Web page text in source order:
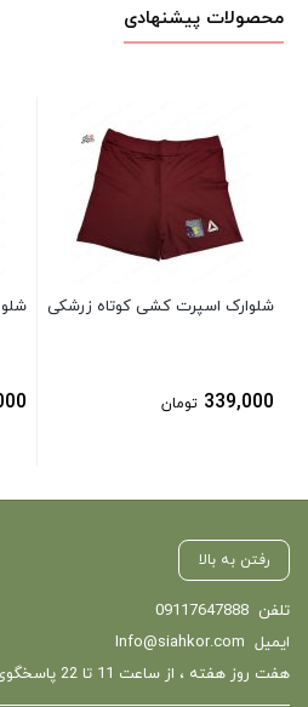
محصولات پیشنهادی
شلوارک اسپرت کشی کوتاه زرشکی
339,000 تومان
رفتن به بالا
تلفن 09117647888
ایمیل Info@siahkor.com
هفت روز هفته ، از ساعت 11 تا 22 پاسخگوی شما هستیم.